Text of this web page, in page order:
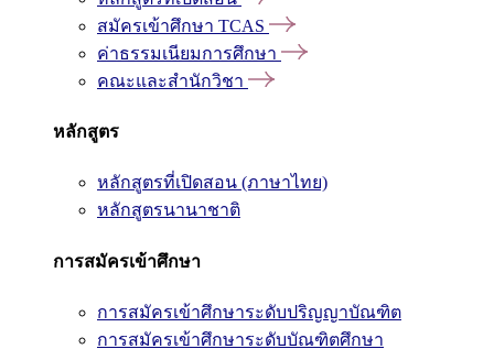
สมัครเข้าศึกษา TCAS
ค่าธรรมเนียมการศึกษา
คณะและสำนักวิชา
หลักสูตร
หลักสูตรที่เปิดสอน (ภาษาไทย)
หลักสูตรนานาชาติ
การสมัครเข้าศึกษา
การสมัครเข้าศึกษาระดับปริญญาบัณฑิต
การสมัครเข้าศึกษาระดับบัณฑิตศึกษา